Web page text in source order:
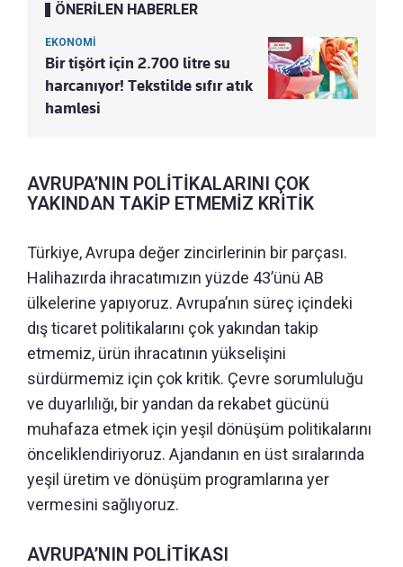
ÖNERİLEN HABERLER
EKONOMİ
Bir tişört için 2.700 litre su
harcanıyor! Tekstilde sıfır atık
hamlesi
AVRUPA’NIN POLİTİKALARINI ÇOK
YAKINDAN TAKİP ETMEMİZ KRİTİK
Türkiye, Avrupa değer zincirlerinin bir parçası.
Halihazırda ihracatımızın yüzde 43’ünü AB
ülkelerine yapıyoruz. Avrupa’nın süreç içindeki
dış ticaret politikalarını çok yakından takip
etmemiz, ürün ihracatının yükselişini
sürdürmemiz için çok kritik. Çevre sorumluluğu
ve duyarlılığı, bir yandan da rekabet gücünü
muhafaza etmek için yeşil dönüşüm politikalarını
önceliklendiriyoruz. Ajandanın en üst sıralarında
yeşil üretim ve dönüşüm programlarına yer
vermesini sağlıyoruz.
AVRUPA’NIN POLİTİKASI